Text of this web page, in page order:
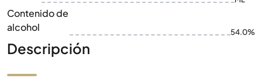
Contenido de
alcohol
54.0%
Descripción